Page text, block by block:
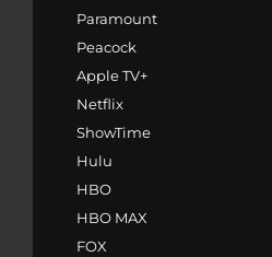
Paramount
Peacock
Apple TV+
Netflix
ShowTime
Hulu
HBO
HBO MAX
FOX